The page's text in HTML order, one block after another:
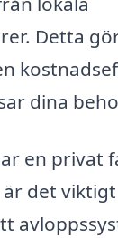
Detta
dina
en privat
det